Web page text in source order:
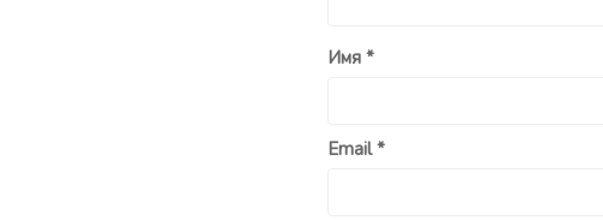
Имя *
Email*